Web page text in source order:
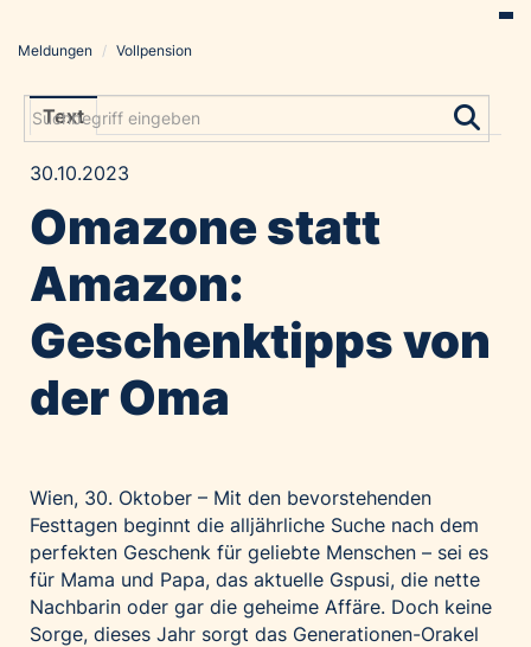
Grayling Agentur
Alawyer
Amadeus Austrian Music Awards
Constantia Flexibles
Costa Kreuzfahrten
Emirates
GE HealthCare
Home of Work
Huawei Consumer Business Group
IT:U
Meldungen / Vollpension
Text
30.10.2023
Omazone statt
Amazon:
Geschenktipps von
der Oma
Wien, 30. Oktober – Mit den bevorstehenden
Festtagen beginnt die alljährliche Suche nach dem
perfekten Geschenk für geliebte Menschen – sei es
für Mama und Papa, das aktuelle Gspusi, die nette
Nachbarin oder gar die geheime Affäre. Doch keine
Sorge, dieses Jahr sorgt das Generationen-Orakel